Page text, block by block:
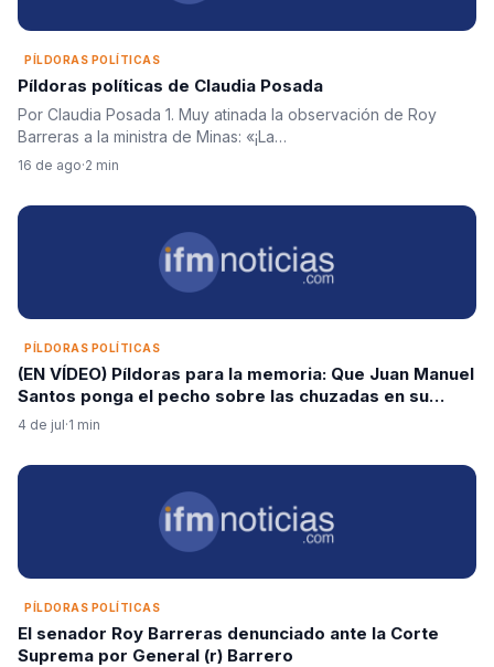
PÍLDORAS POLÍTICAS
Píldoras políticas de Claudia Posada
Por Claudia Posada 1. Muy atinada la observación de Roy
Barreras a la ministra de Minas: «¡La…
16 de ago·2 min
PÍLDORAS POLÍTICAS
(EN VÍDEO) Píldoras para la memoria: Que Juan Manuel
Santos ponga el pecho sobre las chuzadas en su
gobierno
4 de jul·1 min
PÍLDORAS POLÍTICAS
El senador Roy Barreras denunciado ante la Corte
Suprema por General (r) Barrero